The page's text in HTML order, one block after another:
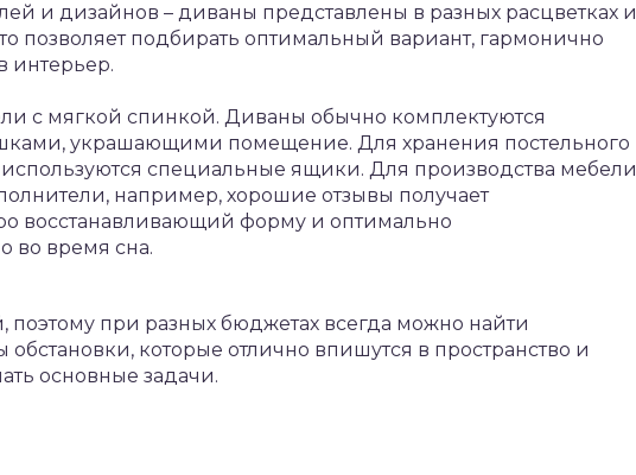
и дизайнов – диваны представлены в разных расцветках и
позволяет подбирать оптимальный вариант, гармонично
интерьер.
с мягкой спинкой. Диваны обычно комплектуются
украшающими помещение. Для хранения постельного
специальные ящики. Для производства мебели
например, хорошие отзывы получает
восстанавливающий форму и оптимально
во время сна.
при разных бюджетах всегда можно найти
которые отлично впишутся в пространство и
основные задачи.